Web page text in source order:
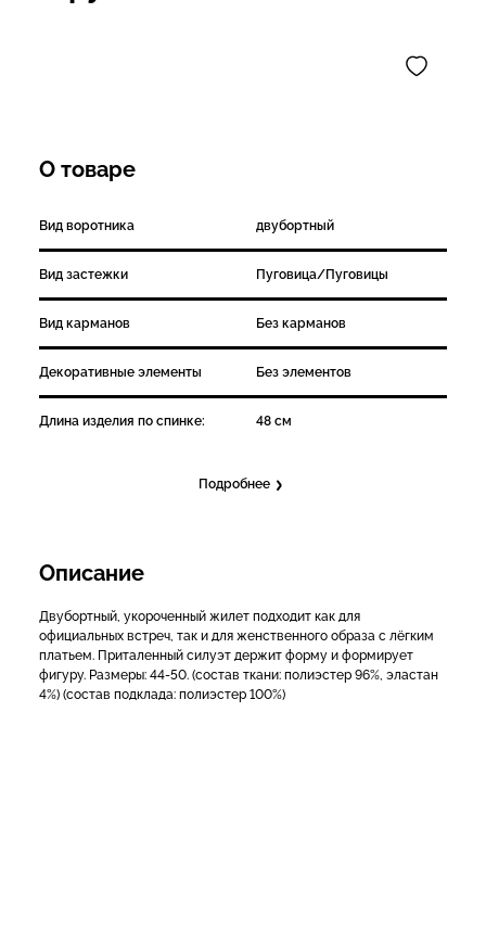
О товаре
Вид воротника двубортный
Вид застежки Пуговица/Пуговицы
Вид карманов Без карманов
Декоративные элементы Без элементов
Длина изделия по спинке: 48 см
Подробнее
Описание
Двубортный, укороченный жилет подходит как для
официальных встреч, так и для женственного образа с лёгким
платьем. Приталенный силуэт держит форму и формирует
фигуру. Размеры: 44-50. (состав ткани: полиэстер 96%, эластан
4%) (состав подклада: полиэстер 100%)